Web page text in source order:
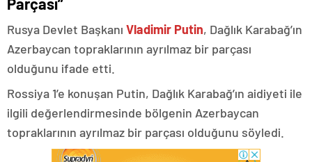
Rusya Devlet Başkanı Vladimir Putin, Dağlık Karabağ’ın
Azerbaycan topraklarının ayrılmaz bir parçası
olduğunu ifade etti.
Rossiya 1’e konuşan Putin, Dağlık Karabağ’ın aidiyeti ile
ilgili değerlendirmesinde bölgenin Azerbaycan
topraklarının ayrılmaz bir parçası olduğunu söyledi.